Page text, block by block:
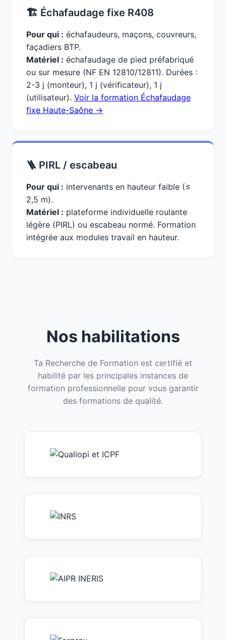
🏗️ Échafaudage fixe R408
Pour qui : échafaudeurs, maçons, couvreurs,
façadiers BTP.
Matériel : échafaudage de pied préfabriqué
ou sur mesure (NF EN 12810/12811). Durées :
2-3 j (monteur), 1 j (vérificateur), 1 j
(utilisateur). Voir la formation Échafaudage
fixe Haute-Saône →
🪜 PIRL / escabeau
Pour qui : intervenants en hauteur faible (≤
2,5 m).
Matériel : plateforme individuelle roulante
légère (PIRL) ou escabeau normé. Formation
intégrée aux modules travail en hauteur.
Nos habilitations
Ta Recherche de Formation est certifié et
habilité par les principales instances de
formation professionnelle pour vous garantir
des formations de qualité.